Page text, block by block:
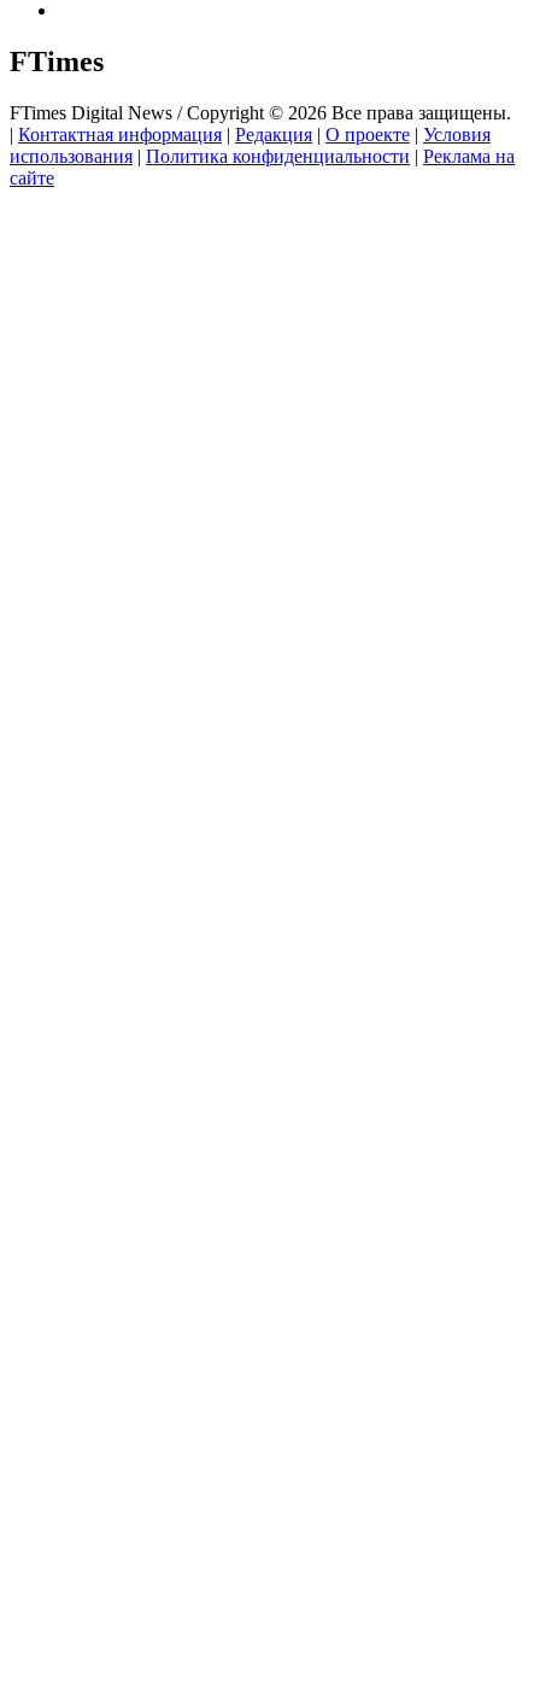
FTimes
FTimes Digital News / Copyright © 2026 Все права защищены.
| Контактная информация | Редакция | О проекте | Условия
использования | Политика конфиденциальности | Реклама на
сайте